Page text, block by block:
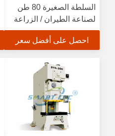
السلطة الصغيرة 80 طن
لصناعة الطيران / الزراعة
احصل على أفضل سعر